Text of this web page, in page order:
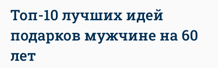
Топ-10 лучших идей
подарков мужчине на 60
лет